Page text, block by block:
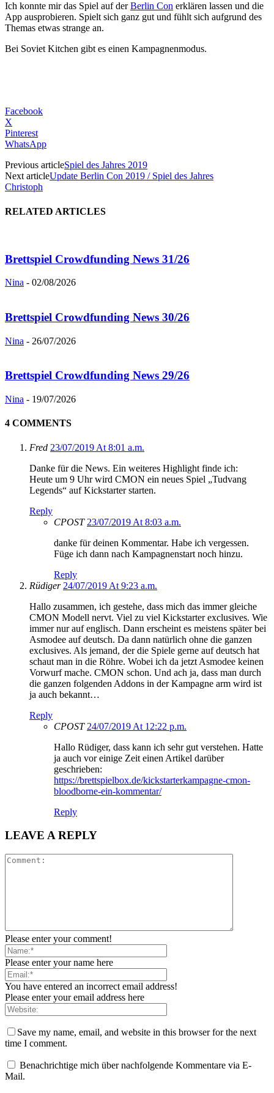
Ich konnte mir das Spiel auf derBerlin Con erklären lassen und die
App ausprobieren. Spielt sich ganz gut und fühlt sich aufgrund des
Themas etwas strange an.
Bei Soviet Kitchen gibt es einen Kampagnenmodus.
Facebook
X
Pinterest
WhatsApp
Previous articleSpiel des Jahres 2019
Next articleUpdate Berlin Con 2019 / Spiel des Jahres
Christoph
RELATED ARTICLES
Brettspiel Crowdfunding News 31/26
Nina - 02/08/2026
Brettspiel Crowdfunding News 30/26
Nina - 26/07/2026
Brettspiel Crowdfunding News 29/26
Nina - 19/07/2026
4 COMMENTS
Fred 23/07/2019 At 8:01 a.m.
Danke für die News. Ein weiteres Highlight finde ich:
Heute um 9 Uhr wird CMON ein neues Spiel „Tudvang
Legends“ auf Kickstarter starten.
Reply
CPOST 23/07/2019 At 8:03 a.m.
danke für deinen Kommentar. Habe ich vergessen.
Füge ich dann nach Kampagnenstart noch hinzu.
Reply
Rüdiger 24/07/2019 At 9:23 a.m.
Hallo zusammen, ich gestehe, dass mich das immer gleiche
CMON Modell nervt. Viel zu viel Kickstarter exclusives. Wie
immer nur auf englisch. Dann erscheint es meistens später bei
Asmodee auf deutsch. Da dann natürlich ohne die ganzen
exclusives. Als jemand, der die Spiele gerne auf deutsch hat
schaut man in die Röhre. Wobei ich da jetzt Asmodee keinen
Vorwurf mache. CMON schon. Und ach ja, dass man durch
die ganzen folgenden Addons in der Kampagne arm wird ist
ja auch bekannt…
Reply
CPOST 24/07/2019 At 12:22 p.m.
Hallo Rüdiger, dass kann ich sehr gut verstehen. Hatte
ja auch vor einige Zeit einen Artikel darüber
geschrieben:
https://brettspielbox.de/kickstarterkampagne-cmon-
bloodborne-ein-kommentar/
Reply
LEAVE A REPLY
Please enter your comment!
Please enter your name here
You have entered an incorrect email address!
Please enter your email address here
Save my name, email, and website in this browser for the next
time I comment.
Benachrichtige mich über nachfolgende Kommentare via E-
Mail.